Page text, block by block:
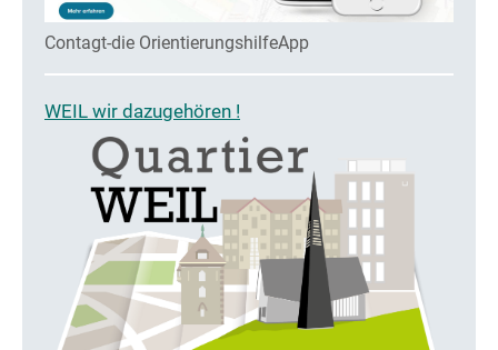
Contagt-die OrientierungshilfeApp
WEIL wir dazugehören !